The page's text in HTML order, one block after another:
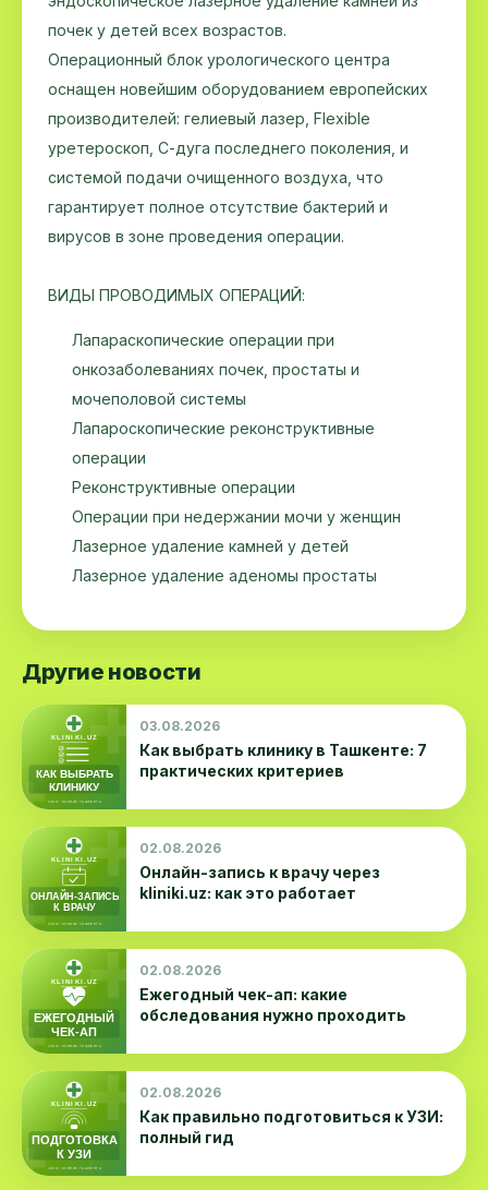
почек у детей всех возрастов.
Операционный блок урологического центра
оснащен новейшим оборудованием европейских
производителей: гелиевый лазер, Flexible
уретероскоп, С-дуга последнего поколения, и
системой подачи очищенного воздуха, что
гарантирует полное отсутствие бактерий и
вирусов в зоне проведения операции.
ВИДЫ ПРОВОДИМЫХ ОПЕРАЦИЙ:
Лапараскопические операции при
онкозаболеваниях почек, простаты и
мочеполовой системы
Лапароскопические реконструктивные
операции
Реконструктивные операции
Операции при недержании мочи у женщин
Лазерное удаление камней у детей
Лазерное удаление аденомы простаты
Другие новости
03.08.2026
Как выбрать клинику в Ташкенте: 7
практических критериев
02.08.2026
Онлайн-запись к врачу через
kliniki.uz: как это работает
02.08.2026
Ежегодный чек-ап: какие
обследования нужно проходить
02.08.2026
Как правильно подготовиться к УЗИ:
полный гид